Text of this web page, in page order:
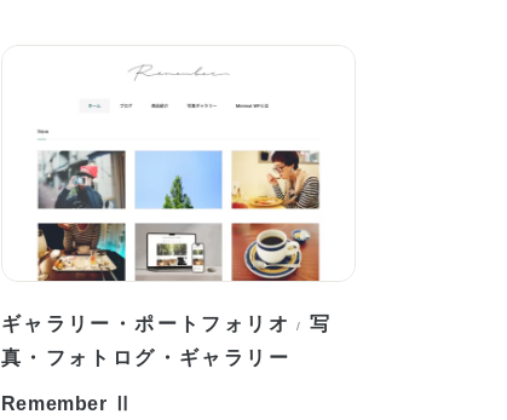
ギャラリー・ポートフォリオ /写
真・フォトログ・ギャラリー
Remember Ⅱ